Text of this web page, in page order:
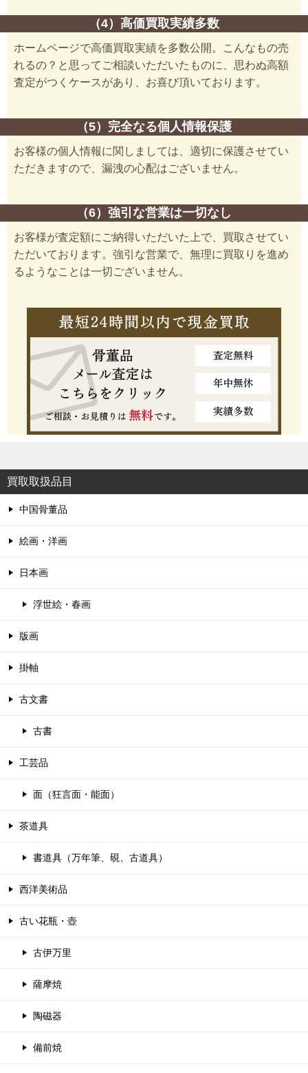
（4）高価買取実績多数
ホームページで高価買取実績を多数公開。こんなもの売
れるの？と思ってご相談いただいたものに、思わぬ高額
査定がつくケースがあり、お喜び頂いております。
（5）完全なる個人情報保護
お客様の個人情報に関しましては、適切に保護させてい
ただきますので、漏洩の心配はございません。
（6）強引な営業は一切なし
お客様が査定額にご納得いただいた上で、買取させてい
ただいております。強引な営業で、無理に買取りを進め
るようなことは一切ございません。
買取取扱品目
中国骨董品
絵画・洋画
日本画
浮世絵・春画
版画
掛軸
古文書
古書
工芸品
面（狂言面・能面）
茶道具
書道具（万年筆、硯、古道具）
西洋美術品
古い花瓶・壺
古伊万里
薩摩焼
陶磁器
備前焼